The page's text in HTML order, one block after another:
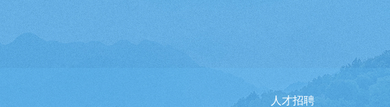
人才招聘